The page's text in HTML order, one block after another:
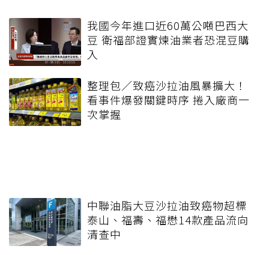
我國今年進口近60萬公噸巴西大
豆 衛福部證實煉油業者恐混豆購
入
整理包／致癌沙拉油風暴擴大！
看事件爆發關鍵時序 捲入廠商一
次掌握
中聯油脂大豆沙拉油致癌物超標
泰山、福壽、福懋14款產品流向
清查中